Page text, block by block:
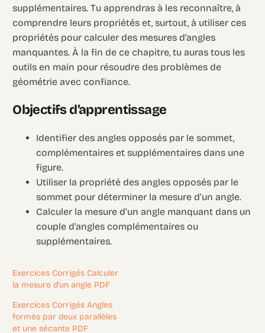
supplémentaires. Tu apprendras à les reconnaître, à
comprendre leurs propriétés et, surtout, à utiliser ces
propriétés pour calculer des mesures d’angles
manquantes. À la fin de ce chapitre, tu auras tous les
outils en main pour résoudre des problèmes de
géométrie avec confiance.
Objectifs d’apprentissage
Identifier des angles opposés par le sommet,
complémentaires et supplémentaires dans une
figure.
Utiliser la propriété des angles opposés par le
sommet pour déterminer la mesure d’un angle.
Calculer la mesure d’un angle manquant dans un
couple d’angles complémentaires ou
supplémentaires.
Exercices Corrigés Calculer
la mesure d’un angle PDF
Exercices Corrigés Angles
formés par deux parallèles
et une sécante PDF